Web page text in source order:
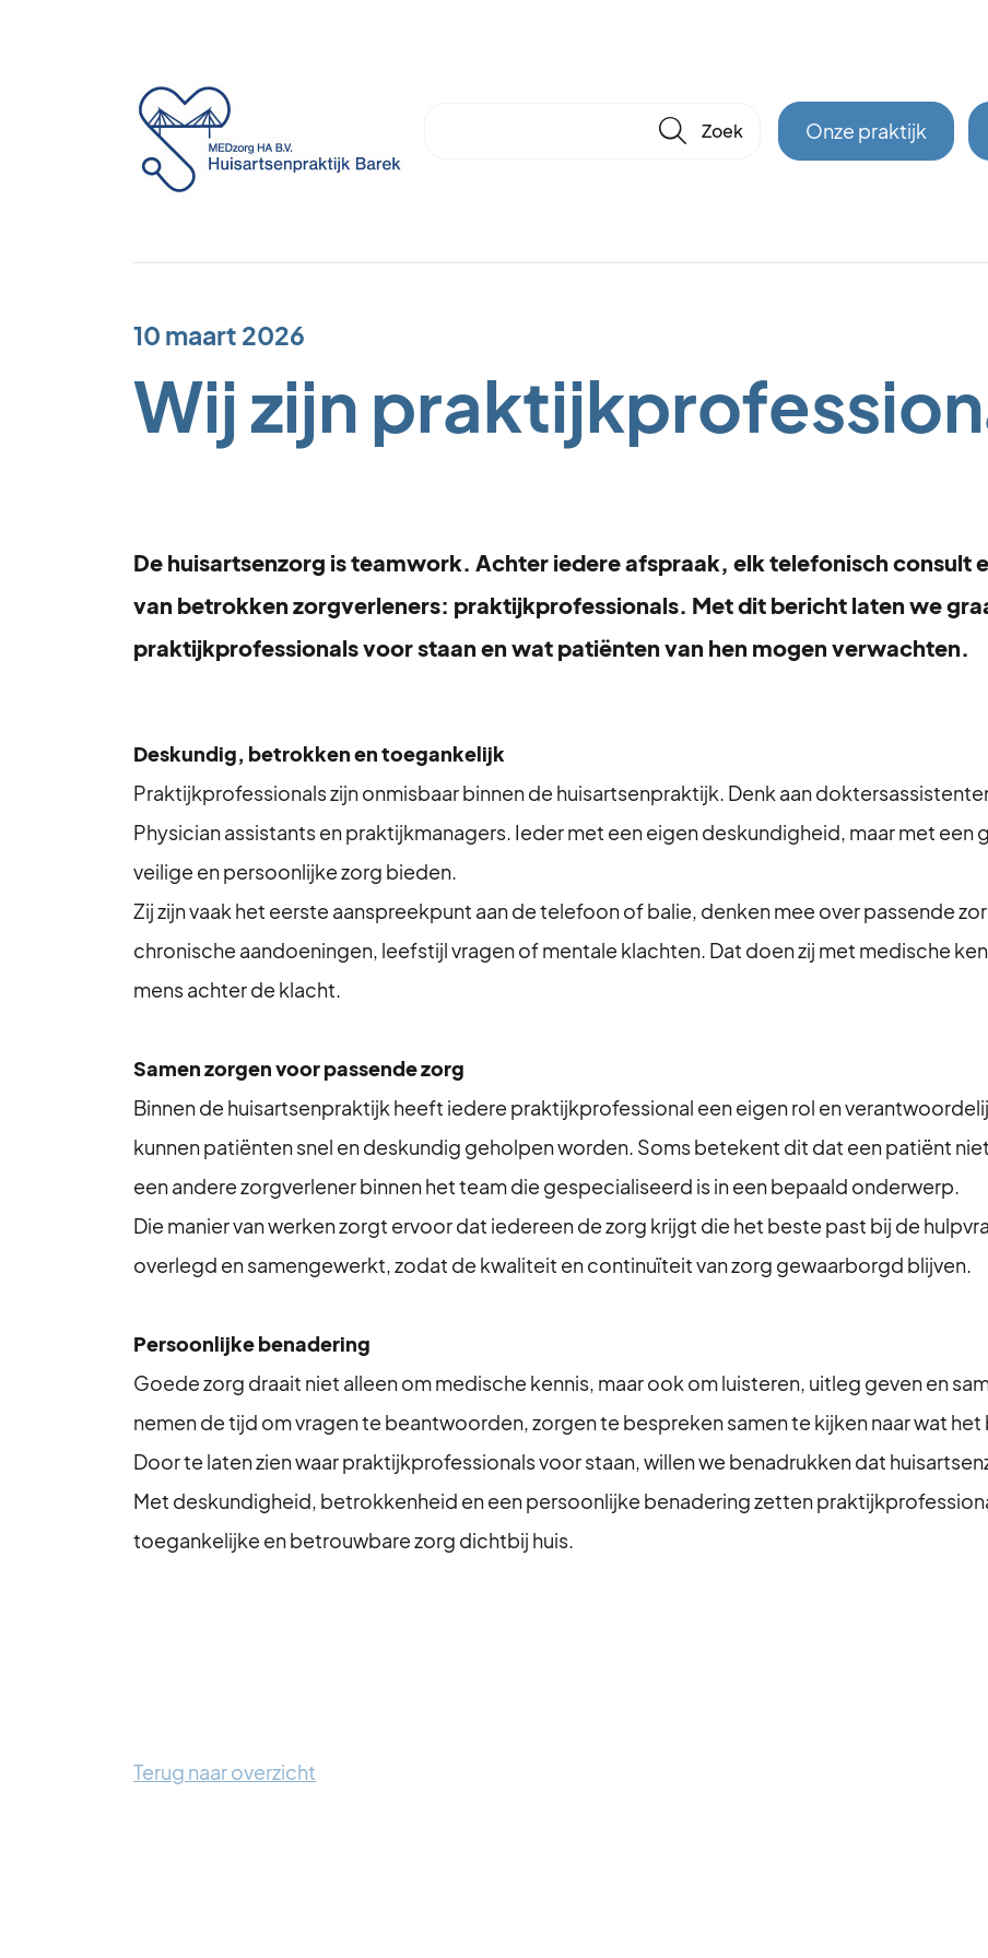
🔎 Onze praktijk
10 maart 2026
Wij zijn
De huisartsenzorg is teamwork. Achter iedere afspraak, elk telefonisch consult
van betrokken zorgverleners: praktijkprofessionals. Met dit bericht laten we
praktijkprofessionals voor staan en wat patiënten van hen mogen verwachten.
Deskundig, betrokken en toegankelijk
Praktijkprofessionals zijn onmisbaar binnen de huisartsenpraktijk. Denk aan
Physician assistants en praktijkmanagers. Ieder met een eigen deskundigheid, maar met een
veilige en persoonlijke zorg bieden.
Zij zijn vaak het eerste aanspreekpunt aan de telefoon of balie, denken mee over passende
chronische aandoeningen, leefstijl vragen of mentale klachten. Dat doen zij met medische
mens achter de klacht.
Samen zorgen voor passende zorg
Binnen de huisartsenpraktijk heeft iedere praktijkprofessional een eigen rol en
kunnen patiënten snel en deskundig geholpen worden. Soms betekent dit dat een patiënt
een andere zorgverlener binnen het team die gespecialiseerd is in een bepaald onderwerp.
Die manier van werken zorgt ervoor dat iedereen de zorg krijgt die het beste past bij de
overlegd en samengewerkt, zodat de kwaliteit en continuïteit van zorg gewaarborgd blijven.
Persoonlijke benadering
Goede zorg draait niet alleen om medische kennis, maar ook om luisteren, uitleg geven en
nemen de tijd om vragen te beantwoorden, zorgen te bespreken samen te kijken naar wat
Door te laten zien waar praktijkprofessionals voor staan, willen we benadrukken dat
Met deskundigheid, betrokkenheid en een persoonlijke benadering zetten
toegankelijke en betrouwbare zorg dichtbij huis.
Terug naar overzicht